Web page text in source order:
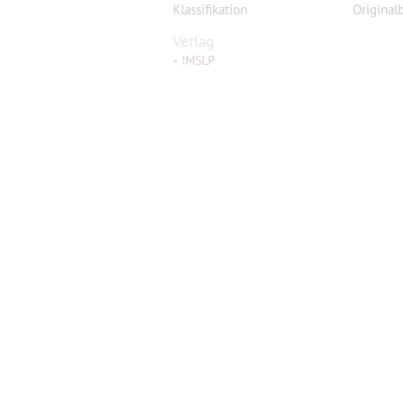
Klassifikation
Verlag
• IMSLP